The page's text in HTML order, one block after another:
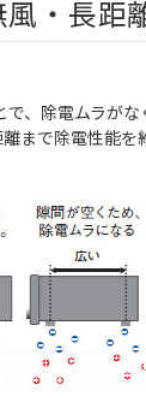
・長距
、除電ムラが
まで除電性能を